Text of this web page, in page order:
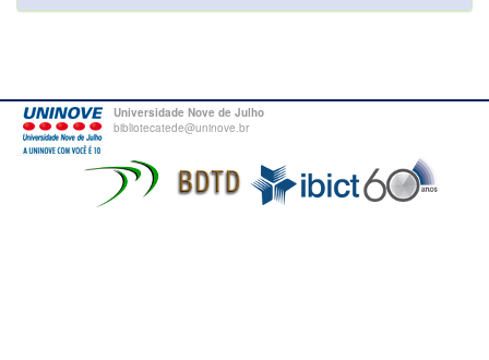
Universidade Nove de Julho
bibliotecatede@uninove.br